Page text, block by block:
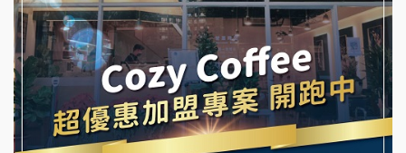
霏等茶加盟說明會
早安山丘加盟說明會
冰封仙果加盟說明會
阿性情趣無人販售所加盟明會
龍涎居好湯加盟說明會
舒油頭加盟說明會